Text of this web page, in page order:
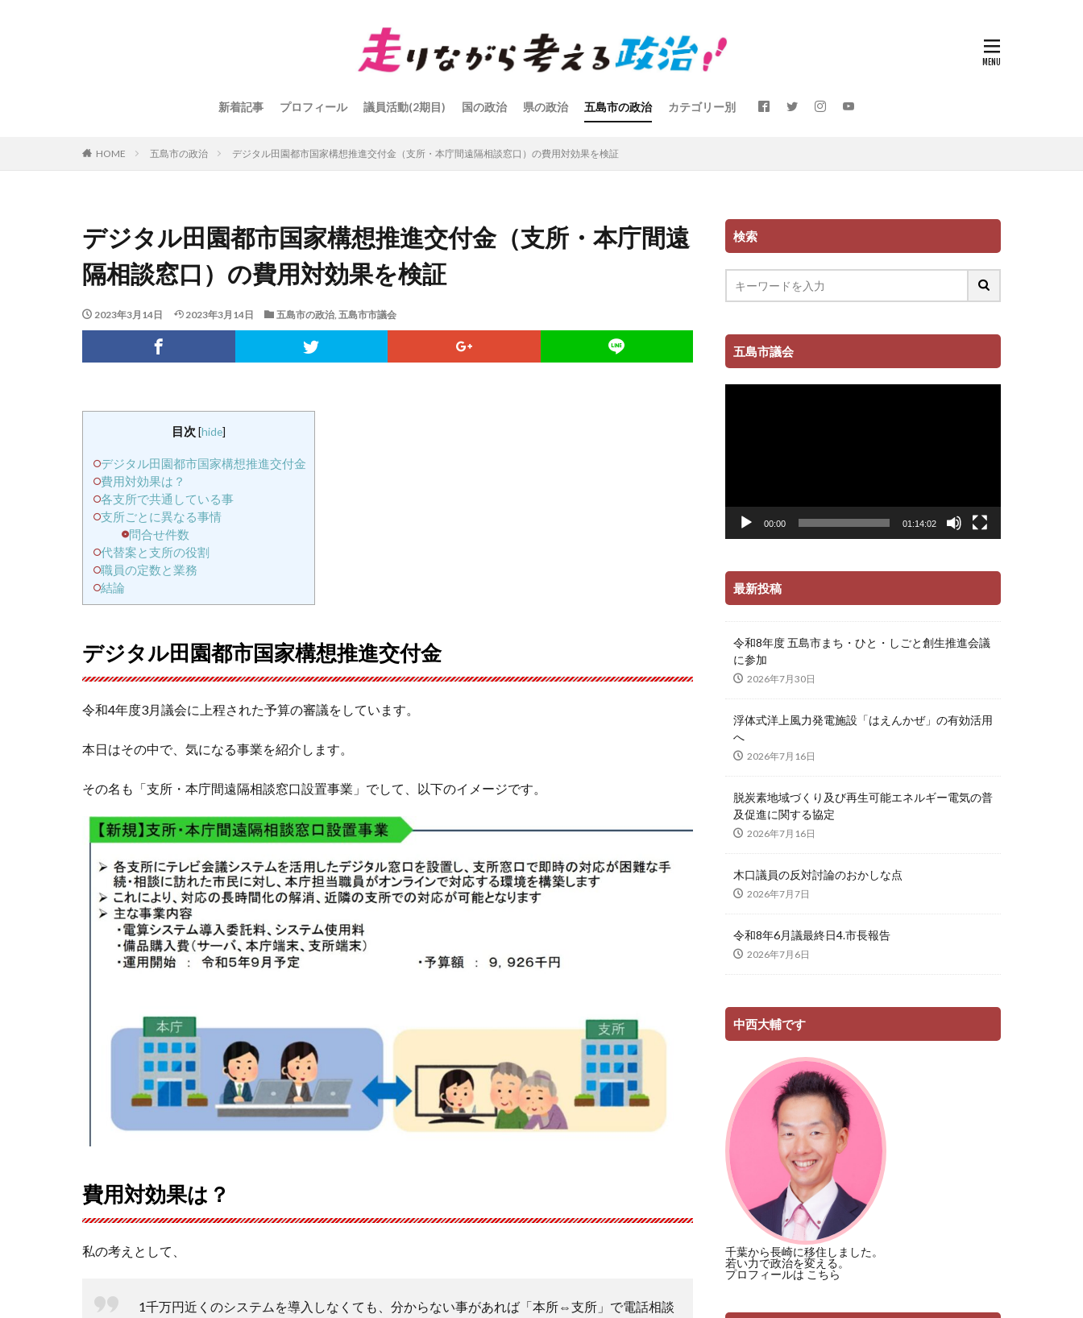
新着記事 プロフィール 議員活動(2期目) 国の政治 県の政治 五島市の政治 カテゴリー別
HOME 五島市の政治 デジタル田園都市国家構想推進交付金（支所・本庁間遠隔相談窓口）の費用対効果を検証
デジタル田園都市国家構想推進交付金（支所・本庁間遠
隔相談窓口）の費用対効果を検証
2023年3月14日 2023年3月14日 五島市の政治, 五島市市議会
目次 [hide]
デジタル田園都市国家構想推進交付金
費用対効果は？
各支所で共通している事
支所ごとに異なる事情
問合せ件数
代替案と支所の役割
職員の定数と業務
結論
デジタル田園都市国家構想推進交付金
令和4年度3月議会に上程された予算の審議をしています。
本日はその中で、気になる事業を紹介します。
その名も「支所・本庁間遠隔相談窓口設置事業」でして、以下のイメージです。
費用対効果は？
私の考えとして、
1千万円近くのシステムを導入しなくても、分からない事があれば「本所⇔支所」で電話相談
検索
五島市議会
動
00:00 01:14:02
最新投稿
令和8年度 五島市まち・ひと・しごと創生推進会議
に参加
2026年7月30日
浮体式洋上風力発電施設「はえんかぜ」の有効活用
へ
2026年7月16日
脱炭素地域づくり及び再生可能エネルギー電気の普
及促進に関する協定
2026年7月16日
木口議員の反対討論のおかしな点
2026年7月7日
令和8年6月議最終日4.市長報告
2026年7月6日
中西大輔です
千葉から長崎に移住しました。
若い力で政治を変える。
プロフィールは こちら